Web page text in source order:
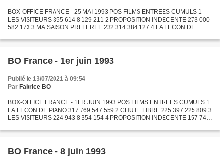
BOX-OFFICE FRANCE - 25 MAI 1993 POS FILMS ENTREES CUMULS 1
LES VISITEURS 355 614 8 129 211 2 PROPOSITION INDECENTE 273 000
582 173 3 MA SAISON PREFEREE 232 314 384 127 4 LA LECON DE
LE DEPUTE...
BO France - 1er juin 1993
Publié le 13/07/2021 à 09:54
Par Fabrice BO
BOX-OFFICE FRANCE - 1ER JUIN 1993 POS FILMS ENTREES CUMULS 1
LA LECON DE PIANO 317 769 547 559 2 CHUTE LIBRE 225 397 225 809 3
LES VISITEURS 224 943 8 354 154 4 PROPOSITION INDECENTE 157 745
BO France - 8 juin 1993